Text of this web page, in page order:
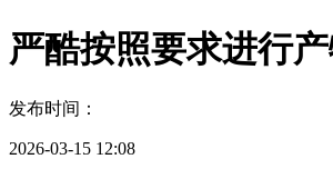
严酷按照要求进行
发布时间：
2026-03-15 12:08